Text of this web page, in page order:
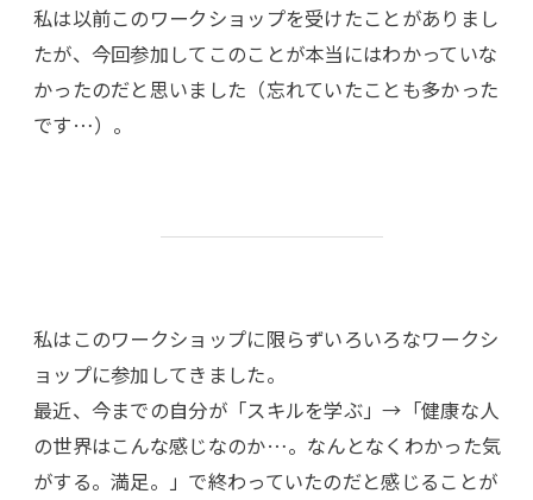
私は以前このワークショップを受けたことがありまし
たが、今回参加してこのことが本当にはわかっていな
かったのだと思いました（忘れていたことも多かった
です…）。
私はこのワークショップに限らずいろいろなワークシ
ョップに参加してきました。
最近、今までの自分が「スキルを学ぶ」→「健康な人
の世界はこんな感じなのか…。なんとなくわかった気
がする。満足。」で終わっていたのだと感じることが